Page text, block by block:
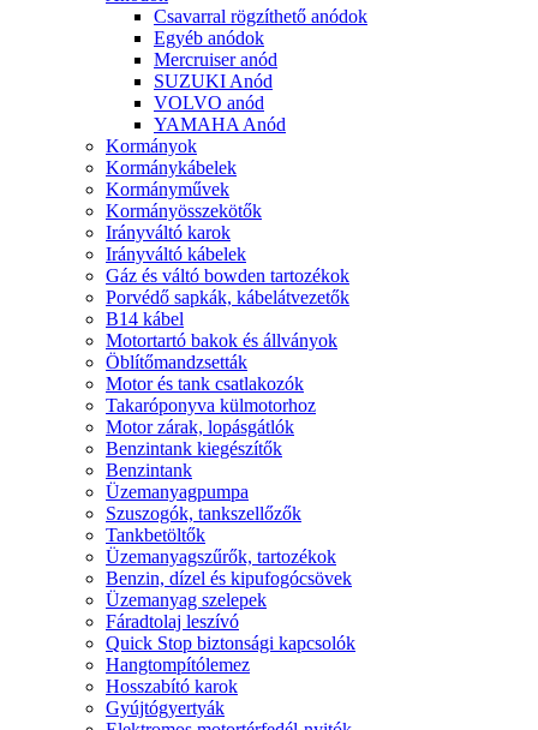
Csavarral rögzíthető anódok
Egyéb anódok
Mercruiser anód
SUZUKI Anód
VOLVO anód
YAMAHA Anód
Kormányok
Kormánykábelek
Kormányművek
Kormányösszekötők
Irányváltó karok
Irányváltó kábelek
Gáz és váltó bowden tartozékok
Porvédő sapkák, kábelátvezetők
B14 kábel
Motortartó bakok és állványok
Öblítőmandzsetták
Motor és tank csatlakozók
Takaróponyva külmotorhoz
Motor zárak, lopásgátlók
Benzintank kiegészítők
Benzintank
Üzemanyagpumpa
Szuszogók, tankszellőzők
Tankbetöltők
Üzemanyagszűrők, tartozékok
Benzin, dízel és kipufogócsövek
Üzemanyag szelepek
Fáradtolaj leszívó
Quick Stop biztonsági kapcsolók
Hangtompítólemez
Hosszabító karok
Gyújtógyertyák